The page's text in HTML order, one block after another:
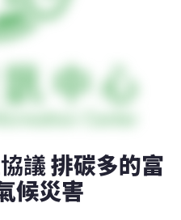
議 排碳多的富
候災害